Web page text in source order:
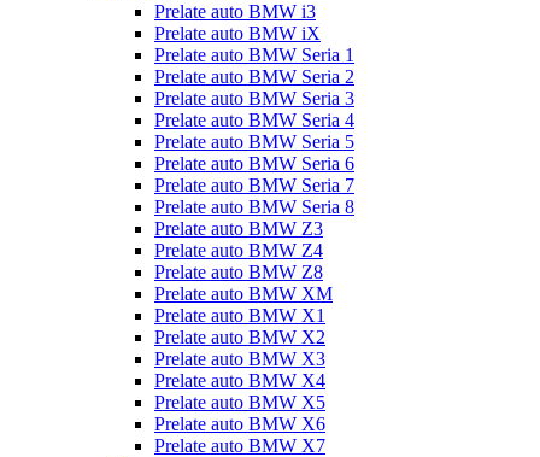
Prelate auto BMW i3
Prelate auto BMW iX
Prelate auto BMW Seria 1
Prelate auto BMW Seria 2
Prelate auto BMW Seria 3
Prelate auto BMW Seria 4
Prelate auto BMW Seria 5
Prelate auto BMW Seria 6
Prelate auto BMW Seria 7
Prelate auto BMW Seria 8
Prelate auto BMW Z3
Prelate auto BMW Z4
Prelate auto BMW Z8
Prelate auto BMW XM
Prelate auto BMW X1
Prelate auto BMW X2
Prelate auto BMW X3
Prelate auto BMW X4
Prelate auto BMW X5
Prelate auto BMW X6
Prelate auto BMW X7